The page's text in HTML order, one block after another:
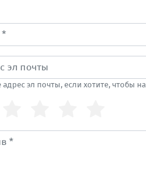
адрес эл почты, если хотите, чтобы